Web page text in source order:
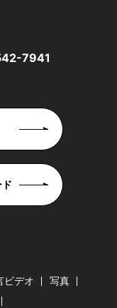
7941
ビデオ
写真